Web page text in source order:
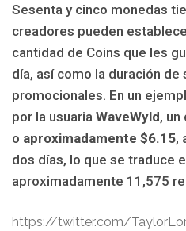
Sesenta y cinco monedas
creadores pueden
cantidad de Coins que les
día, así como la duración de
promocionales. En un
por la usuaria WaveWyld, un
o aproximadamente $6.15,
dos días, lo que se traduce
aproximadamente 11,575
https://twitter.com/